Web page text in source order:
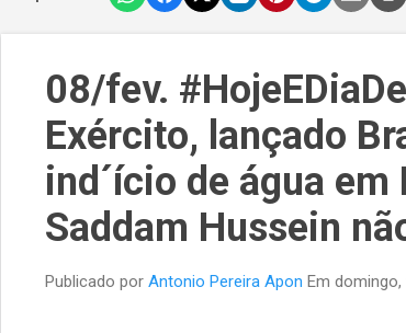
08/fev.
Exército, lançado
ind´ício de água
Saddam Hussein
Publicado por Antonio Pereira Apon Em domingo,